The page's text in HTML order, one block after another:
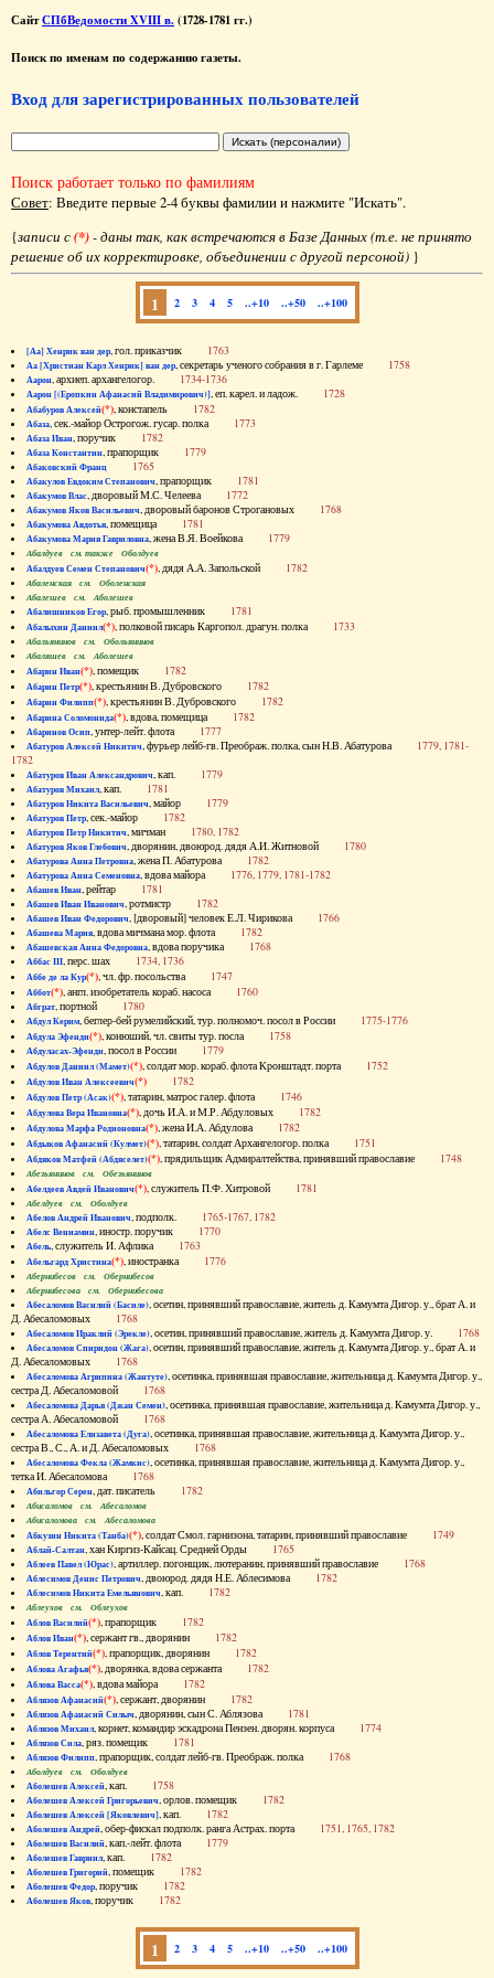
СайтСПбВедомости XVIII в. (1728-1781 гг.)
Поиск по именам по содержанию газеты.
Вход для зарегистрированных пользователей
Поиск работает только по фамилиям
Совет: Введите первые 2-4 буквы фамилии и нажмите "Искать".
{записи с(*)- даны так, как встречаются в Базе Данных (т.е. не принято
решение об их корректировке, объединении с другой персоной) }
1 2 3 4 5 ..+10 ..+50 ..+100
[Аа] Хенрик ван дер, гол. приказчик 1763
Аа [Христиан Карл Хенрик] ван дер, секретарь ученого собрания в г. Гарлеме 1758
Аарон, архиеп. архангелогор. 1734-1736
Аарон [(Еропкин Афанасий Владимирович)], еп. карел. и ладож. 1728
Абабуров Алексей(*), констапель 1782
Абаза, сек.-майор Острогож. гусар. полка 1773
Абаза Иван, поручик 1782
Абаза Константин, прапорщик 1779
Абаковский Франц 1765
Абакулов Евдоким Степанович, прапорщик 1781
Абакумов Влас, дворовый М.С. Челеева 1772
Абакумов Яков Васильевич, дворовый баронов Строгановых 1768
Абакумова Авдотья, помещица 1781
Абакумова Мария Гавриловна, жена В.Я. Воейкова 1779
Абалдуев см. также Оболдуев
Абалдуев Семен Степанович(*), дядя А.А. Запольской 1782
Абаленская см. Оболенская
Абалешев см. Аболешев
Абалишников Егор, рыб. промышленник 1781
Абалыхин Даниил(*), полковой писарь Каргопол. драгун. полка 1733
Абальянинов см. Обольянинов
Абаляшев см. Аболешев
Абарин Иван(*), помещик 1782
Абарин Петр(*), крестьянин В. Дубровского 1782
Абарин Филипп(*), крестьянин В. Дубровского 1782
Абарина Соломонида(*), вдова, помещица 1782
Абаринов Осип, унтер-лейт. флота 1777
Абатуров Алексей Никитич, фурьер лейб-гв. Преображ. полка, сын Н.В. Абатурова 1779, 1781-
1782
Абатуров Иван Александрович, кап. 1779
Абатуров Михаил, кап. 1781
Абатуров Никита Васильевич, майор 1779
Абатуров Петр, сек.-майор 1782
Абатуров Петр Никитич, мичман 1780, 1782
Абатуров Яков Глебович, дворянин, двоюрод. дядя А.И. Житновой 1780
Абатурова Анна Петровна, жена П. Абатурова 1782
Абатурова Анна Семеновна, вдова майора 1776, 1779, 1781-1782
Абашев Иван, рейтар 1781
Абашев Иван Иванович, ротмистр 1782
Абашев Иван Федорович, [дворовый] человек Е.Л. Чирикова 1766
Абашева Мария, вдова мичмана мор. флота 1782
Абашевская Анна Федоровна, вдова поручика 1768
Аббас III, перс. шах 1734, 1736
Аббе де ла Кур(*), чл. фр. посольства 1747
Аббот(*), англ. изобретатель кораб. насоса 1760
Абграт, портной 1780
Абдул Керим, беглер-бей румелийский, тур. полномоч. посол в России 1775-1776
Абдула Эфенди(*), конюший, чл. свиты тур. посла 1758
Абдуласах-Эфенди, посол в России 1779
Абдулов Даниил (Мамет)(*), солдат мор. кораб. флота Кронштадт. порта 1752
Абдулов Иван Алексеевич(*) 1782
Абдулов Петр (Асак)(*), татарин, матрос галер. флота 1746
Абдулова Вера Ивановна(*), дочь И.А. и М.Р. Абдуловых 1782
Абдулова Марфа Родионовна(*), жена И.А. Абдулова 1782
Абдыков Афанасий (Кулмет)(*), татарин, солдат Архангелогор. полка 1751
Абдяков Матфей (Абдяселет)(*), прядильщик Адмиралтейства, принявший православие 1748
Абезьянинов см. Обезьянинов
Абелдеев Авдей Иванович(*), служитель П.Ф. Хитровой 1781
Абелдуев см. Оболдуев
Абелов Андрей Иванович, подполк. 1765-1767, 1782
Абелс Вениамин, иностр. поручик 1770
Абель, служитель И. Афлика 1763
Абельгард Христина(*), иностранка 1776
Абернибесов см. Обернибесов
Абернибесова см. Обернибесова
Абесаломов Василий (Басиле), осетин, принявший православие, житель д. Камумта Дигор. у., брат А. и
Д. Абесаломовых 1768
Абесаломов Ираклий (Эрекле), осетин, принявший православие, житель д. Камумта Дигор. у. 1768
Абесаломов Спиридон (Жага), осетин, принявший православие, житель д. Камумта Дигор. у., брат А. и
Д. Абесаломовых 1768
Абесаломова Агрипина (Жантуте), осетинка, принявшая православие, жительница д. Камумта Дигор. у.,
сестра Д. Абесаломовой 1768
Абесаломова Дарья (Джан Семен), осетинка, принявшая православие, жительница д. Камумта Дигор. у.,
сестра А. Абесаломовой 1768
Абесаломова Елизавета (Дуга), осетинка, принявшая православие, жительница д. Камумта Дигор. у.,
сестра В., С., А. и Д. Абесаломовых 1768
Абесаломова Фекла (Жамкис), осетинка, принявшая православие, жительница д. Камумта Дигор. у.,
тетка И. Абесаломова 1768
Абильгор Серен, дат. писатель 1782
Абисаломов см. Абесаломов
Абисаломова см. Абесаломова
Абкузин Никита (Танба)(*), солдат Смол. гарнизона, татарин, принявший православие 1749
Аблай-Салтан, хан Киргиз-Кайсац. Средней Орды 1765
Аблеев Павел (Юрас), артиллер. погонщик, лютеранин, принявший православие 1768
Аблесимов Денис Петрович, двоюрод. дядя Н.Е. Аблесимова 1782
Аблесимов Никита Емельянович, кап. 1782
Аблеухов см. Облеухов
Аблов Василий(*), прапорщик 1782
Аблов Иван(*), сержант гв., дворянин 1782
Аблов Терентий(*), прапорщик, дворянин 1782
Аблова Агафья(*), дворянка, вдова сержанта 1782
Аблова Васса(*), вдова майора 1782
Аблязов Афанасий(*), сержант, дворянин 1782
Аблязов Афанасий Силыч, дворянин, сын С. Аблязова 1781
Аблязов Михаил, корнет, командир эскадрона Пензен. дворян. корпуса 1774
Аблязов Сила, ряз. помещик 1781
Аблязов Филипп, прапорщик, солдат лейб-гв. Преображ. полка 1768
Аболдуев см. Оболдуев
Аболешев Алексей, кап. 1758
Аболешев Алексей Григорьевич, орлов. помещик 1782
Аболешев Алексей [Яковлевич], кап. 1782
Аболешев Андрей, обер-фискал подполк. ранга Астрах. порта 1751, 1765, 1782
Аболешев Василий, кап.-лейт. флота 1779
Аболешев Гавриил, кап. 1782
Аболешев Григорий, помещик 1782
Аболешев Федор, поручик 1782
Аболешев Яков, поручик 1782
1 2 3 4 5 ..+10 ..+50 ..+100